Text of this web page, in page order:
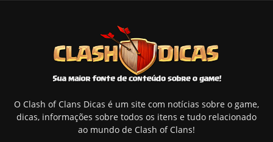
O Clash of Clans Dicas é um site com notícias sobre o game,
dicas, informações sobre todos os itens e tudo relacionado
ao mundo de Clash of Clans!